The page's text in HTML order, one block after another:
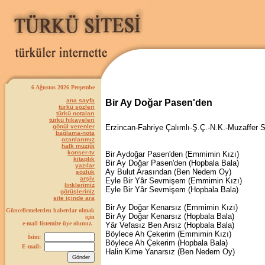
6 Ağustos 2026 Perşembe
ana sayfa
türkü sözleri
türkü notaları
türkü hikayeleri
gönül verenler
bağlama-nota
ozanlarımız
halk müziği
konser-tv
kitaplık
yazılar
sözlük
arşiv
linklerimiz
görüşleriniz
site içinde ara
Güncellemelerden haberdar olmak
için
e-mail listemize üye olunuz.
İsim:
E-mail:
Bir Ay Doğar Pasen'den
Erzincan-Fahriye Çalımlı-Ş.Ç.-N.K.-Muzaffer
Bir Aydoğar Pasen'den (Emmimin Kızı)
Bir Ay Doğar Pasen'den (Hopbala Bala)
Ay Bulut Arasından (Ben Nedem Oy)
Eyle Bir Yâr Sevmişem (Emmimin Kızı)
Eyle Bir Yâr Sevmişem (Hopbala Bala)
Bir Ay Doğar Kenarsız (Emmimin Kızı)
Bir Ay Doğar Kenarsız (Hopbala Bala)
Yâr Vefasız Ben Arsız (Hopbala Bala)
Böylece Ah Çekerim (Emmimin Kızı)
Böylece Ah Çekerim (Hopbala Bala)
Halin Kime Yanarsız (Ben Nedem Oy)